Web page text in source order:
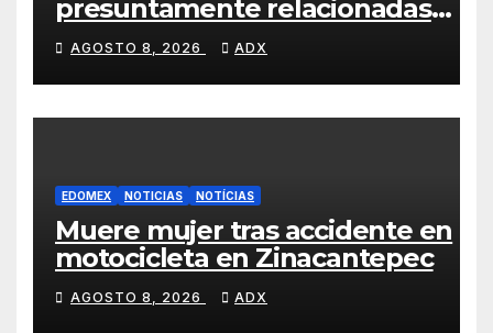
presuntamente relacionadas
con homicidio de una mujer en
Naucalpan
AGOSTO 8, 2026 ADX
EDOMEX NOTICIAS NOTÍCIAS
Muere mujer tras accidente en
motocicleta en Zinacantepec
AGOSTO 8, 2026 ADX